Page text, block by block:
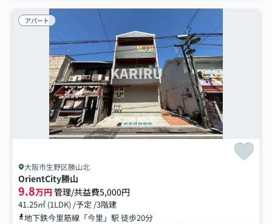
アパート
大阪市生野区勝山北
OrientCity勝山
9.8万円 管理/共益費5,000円
41.25㎡ (1LDK) /予定 /3階建
地下鉄今里筋線「今里」駅 徒歩20分